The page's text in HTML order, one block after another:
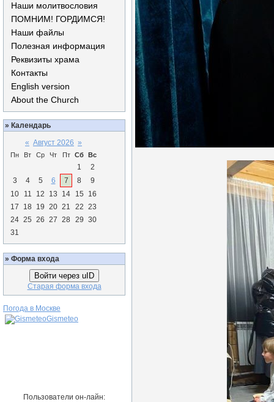
Наши молитвословия
ПОМНИМ! ГОРДИМСЯ!
Наши файлы
Полезная информация
Реквизиты храма
Контакты
English version
About the Church
» Календарь
« Август 2026 »
Пн Вт Ср Чт Пт Сб Вс
1
2
3
4 5 6 7 8
9
10
11 12 13 14 15
16
17
18 19 20 21 22 23
24 25 26 27 28 29 30
31
» Форма входа
Войти через uID
Старая форма входа
Погода в Москве
Gismeteo
Пользователи он-лайн: